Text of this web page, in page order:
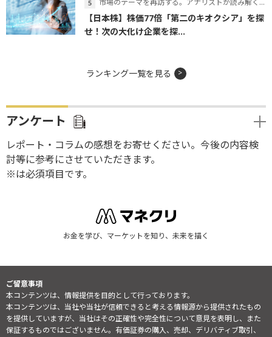
市場のテーマを再訪する。アナリストが読み解くテーマの本質
【日本株】株価77倍「第二のキオクシア」を探
せ！次の大化け企業を探...
ランキング一覧を見る
アンケート
レポート・コラムの感想をお寄せください。今後の内容検
討等に参考にさせていただきます。
※は必須項目です。
お金を学び、マーケットを知り、未来を描く
ご留意事項
本コンテンツは、情報提供を目的として行っております。
本コンテンツは、当社や当社が信頼できると考える情報源から提供されたもの
を提供していますが、当社はその正確性や完全性について意見を表明し、また
保証するものではございません。有価証券の購入、売却、デリバティブ取引、